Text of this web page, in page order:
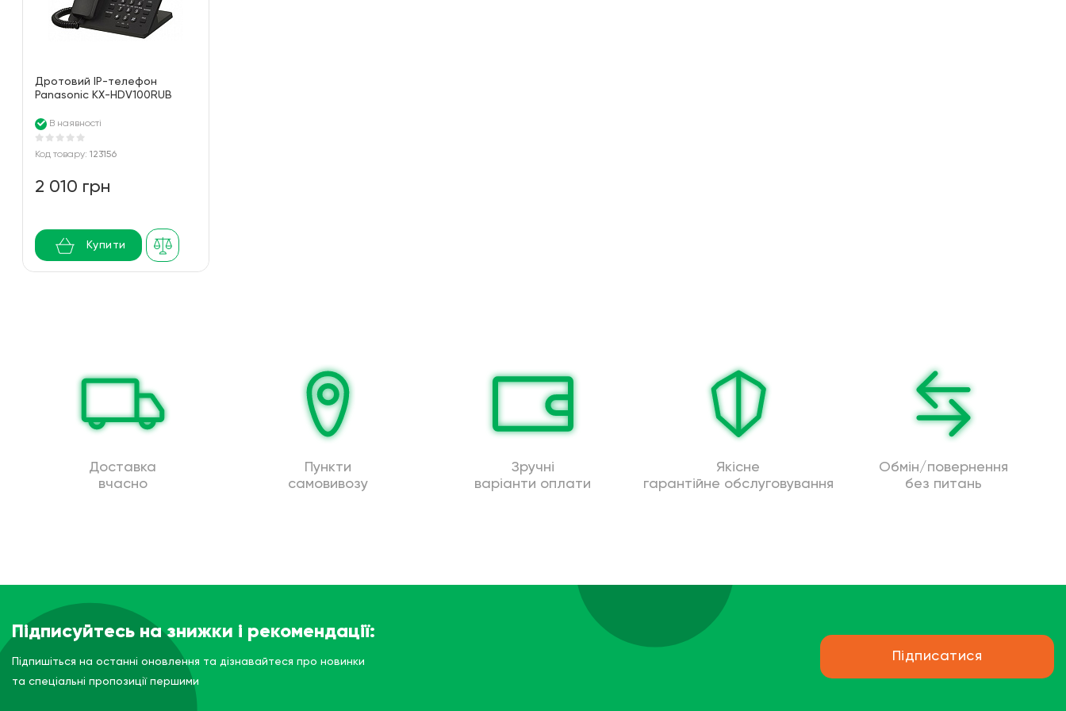
Дротовий IP-телефон
Panasonic KX-HDV100RUB
В наявності
Код товару: 123156
2 010 грн
Купити
Доставка
вчасно
Пункти
самовивозу
Зручні
варіанти оплати
Якісне
гарантійне обслуговування
Обмін/повернення
без питань
Підписуйтесь на знижки і рекомендації:
Підпишіться на останні оновлення та дізнавайтеся про новинки
та спеціальні пропозиції першими
Підписатися